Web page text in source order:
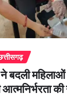
बदली